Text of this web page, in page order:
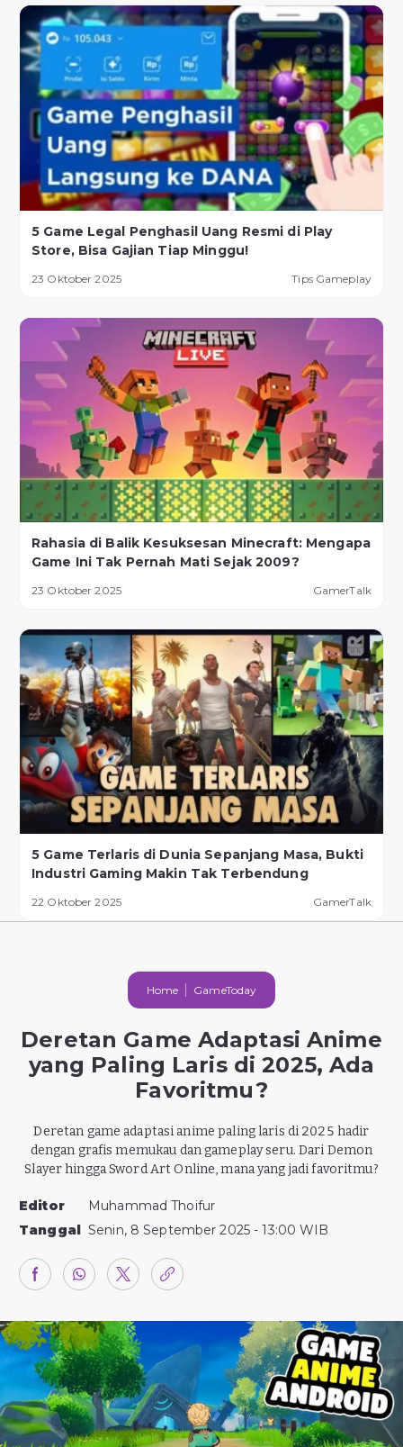
5 Game Legal Penghasil Uang Resmi di Play
Store, Bisa Gajian Tiap Minggu!
23 Oktober 2025 Tips Gameplay
Rahasia di Balik Kesuksesan Minecraft: Mengapa
Game Ini Tak Pernah Mati Sejak 2009?
23 Oktober 2025 GamerTalk
5 Game Terlaris di Dunia Sepanjang Masa, Bukti
Industri Gaming Makin Tak Terbendung
22 Oktober 2025 GamerTalk
Home GameToday
Deretan Game Adaptasi Anime
yang Paling Laris di 2025, Ada
Favoritmu?
Deretan game adaptasi anime paling laris di 2025 hadir
dengan grafis memukau dan gameplay seru. Dari Demon
Slayer hingga Sword Art Online, mana yang jadi favoritmu?
Editor
Muhammad Thoifur
Tanggal Senin, 8 September 2025 - 13:00 WIB